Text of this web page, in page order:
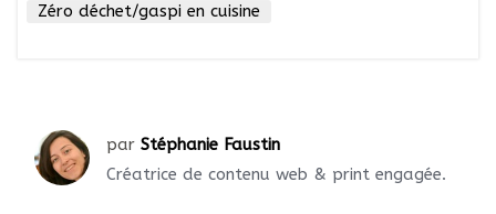
Zéro déchet/gaspi en cuisine
par Stéphanie Faustin
Créatrice de contenu web & print engagée.